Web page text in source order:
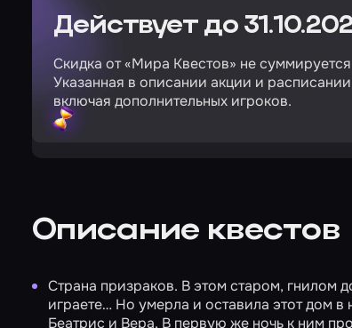
Действует до
Скидка от «Мира Квестов» не
Указанная в описании акции и
включая дополнительных игроков.
Описание квестов
Страна призраков. В этом старом, гнилом
играете… Но умерла и оставила этот дом
Беатрис и Вера. В первую же ночь к ним